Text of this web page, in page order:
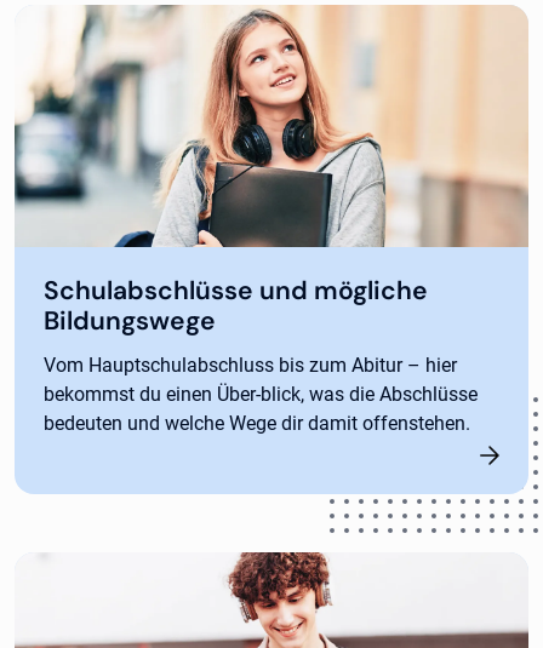
Schulabschlüsse und mögliche
Bildungswege
Vom Hauptschulabschluss bis zum Abitur – hier
bekommst du einen Über-blick, was die Abschlüsse
bedeuten und welche Wege dir damit offenstehen.